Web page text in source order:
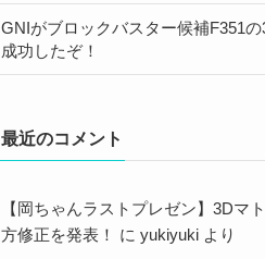
GNIがブロックバスター候補F351の
成功したぞ！
最近のコメント
【岡ちゃんラストプレゼン】3Dマ
方修正を発表！
に yukiyuki より